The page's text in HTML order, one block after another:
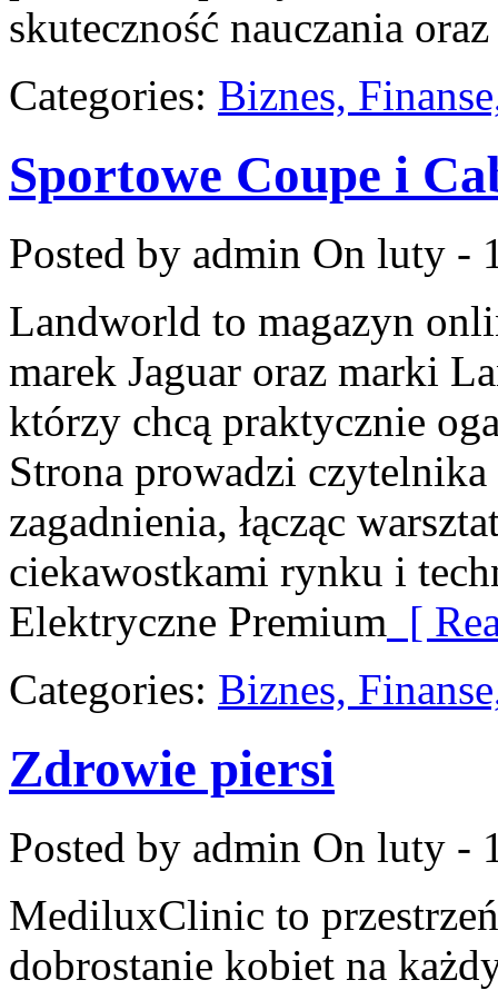
skuteczność nauczania
Categories: Biznes,
Sportowe Coupe i
Posted by admin On luty -
Landworld to magazyn
marek Jaguar oraz marki
którzy chcą praktycznie
Strona prowadzi
zagadnienia, łącząc
ciekawostkami rynku i
Elektryczne Premium [
Categories: Biznes,
Zdrowie piersi
Posted by admin On luty -
MediluxClinic to
dobrostanie kobiet na